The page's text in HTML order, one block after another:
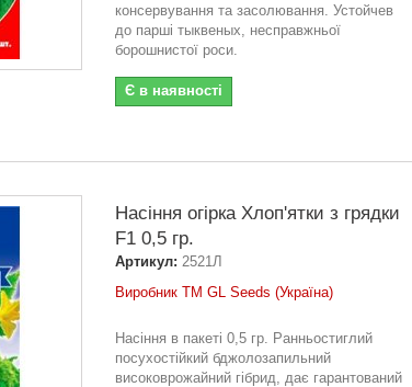
консервування та засолювання. Устойчев
до парші тыквеных, несправжньої
борошнистої роси.
Є в наявності
Насіння огірка Хлоп'ятки з грядки
F1 0,5 гр.
Артикул: 2521Л
Виробник ТМ GL Seeds (Україна)
Насіння в пакеті 0,5 гр. Ранньостиглий
посухостійкий бджолозапильний
високоврожайний гібрид, дає гарантований